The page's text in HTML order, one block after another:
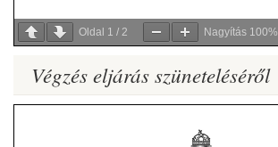
Oldal 1 / 2 Nagyítás 100%
Végzés eljárás szüneteléséről